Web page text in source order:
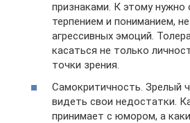
признаками. К этому нужно
терпением и пониманием,
агрессивных эмоций.
касаться не только
точки зрения.
Самокритичность. Зрелый
видеть свои недостатки.
принимает с юмором, а